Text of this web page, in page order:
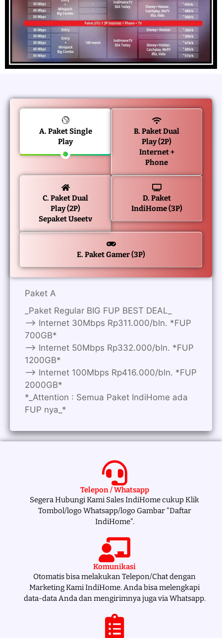
A. Paket Single
Play
B. Paket Dual
Play (2P)
Internet +
Phone
C. Paket Dual
Play (2P)
Sepaket Useetv
D. Paket
IndiHome (3P)
E. Paket Gamer (3P)
Paket A
_Paket Regular BIG FUP BEST DEAL_
—> Internet 30Mbps Rp311.000/bln. *FUP
700GB*
—> Internet 50Mbps Rp332.000/bln. *FUP
1200GB*
—> Internet 100Mbps Rp416.000/bln. *FUP
2000GB*
*_Attention : Semua Paket IndiHome ada
FUP nya_*
Telepon / Whatsapp
Segera Hubungi Kami Sales IndiHome cukup Klik
Tombol/logo Whatsapp/logo Gambar "Daftar
IndiHome".
Komunikasi
Otomatis bisa melakukan Telepon/Chat dengan
Marketing Kami IndiHome. Anda bisa melengkapi
data-data Anda dan mengirimnya juga via Whatsapp.